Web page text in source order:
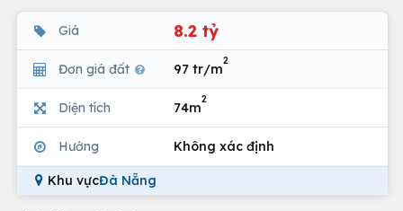
Giá 8.2 tỷ
Đơn giá đất 97 tr/m
2
Diện tích 74m
2
Hướng Không xác định
Khu vựcĐà Nẵng